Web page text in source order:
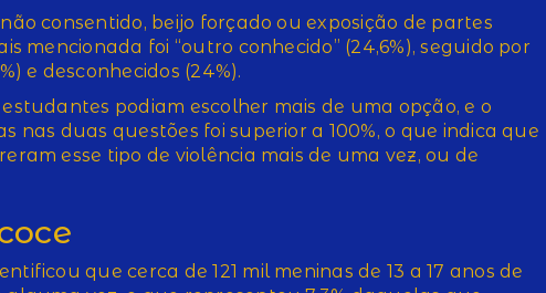
consentido, beijo forçado ou exposição de partes
mencionada foi “outro conhecido” (24,6%), seguido por
e desconhecidos (24%).
estudantes podiam escolher mais de uma opção, e o
nas duas questões foi superior a 100%, o que indica que
esse tipo de violência mais de uma vez, ou de
que cerca de 121 mil meninas de 13 a 17 anos de